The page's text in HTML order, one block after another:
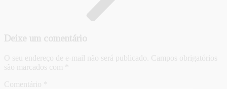
Deixe um comentário
O seu endereço de e-mail não será publicado. Campos obrigatórios
são marcados com
Comentário